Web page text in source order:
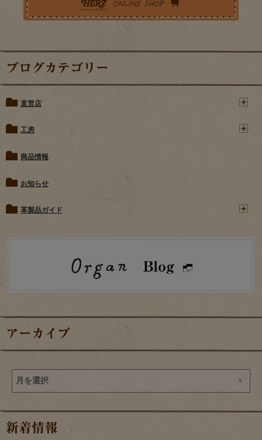
ブログカテゴリー
直営店
工房
商品情報
お知らせ
革製品ガイド
アーカイブ
新着情報